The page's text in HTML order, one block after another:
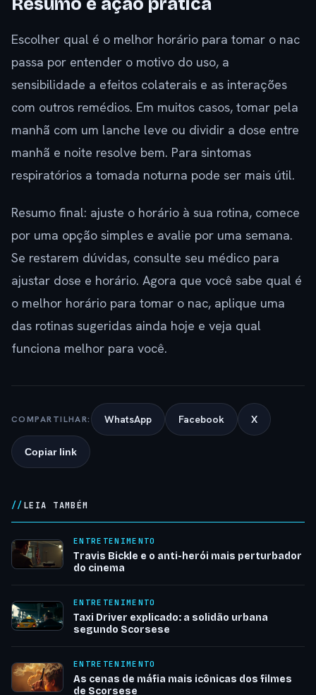
Resumo e ação prática
Escolher qual é o melhor horário para tomar o nac
passa por entender o motivo do uso, a
sensibilidade a efeitos colaterais e as interações
com outros remédios. Em muitos casos, tomar pela
manhã com um lanche leve ou dividir a dose entre
manhã e noite resolve bem. Para sintomas
respiratórios a tomada noturna pode ser mais útil.
Resumo final: ajuste o horário à sua rotina, comece
por uma opção simples e avalie por uma semana.
Se restarem dúvidas, consulte seu médico para
ajustar dose e horário. Agora que você sabe qual é
o melhor horário para tomar o nac, aplique uma
das rotinas sugeridas ainda hoje e veja qual
funciona melhor para você.
COMPARTILHAR: WhatsApp Facebook X
Copiar link
LEIA TAMBÉM
ENTRETENIMENTO
Travis Bickle e o anti-herói mais perturbador
do cinema
ENTRETENIMENTO
Taxi Driver explicado: a solidão urbana
segundo Scorsese
ENTRETENIMENTO
As cenas de máfia mais icônicas dos filmes
de Scorsese